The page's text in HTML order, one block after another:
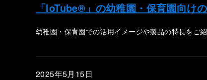
「IoTube®」の幼稚園・保育園向け
幼稚園・保育園での活用イメージや製品の特長をご
2025年5月15日